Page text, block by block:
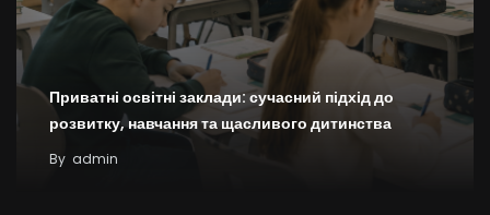
Приватні освітні заклади: сучасний підхід до
розвитку, навчання та щасливого дитинства
By admin